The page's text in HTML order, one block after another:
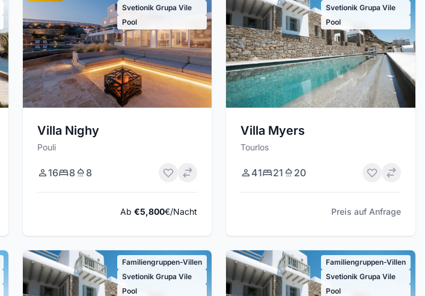
Svetionik Grupa Vile
Pool
Villa Nighy
Pouli
16 8 8
Ab€5,800€/Nacht
Svetionik Grupa Vile
Pool
Villa Myers
Tourlos
41 21 20
Preis auf Anfrage
Familiengruppen-Villen
Svetionik Grupa Vile
Pool
Familiengruppen-Villen
Svetionik Grupa Vile
Pool